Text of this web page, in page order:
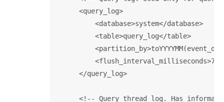
      <query_log>
          <database>system</database>
          <table>query_log</table>
      </query_log>
<!-- Query thread log. Has